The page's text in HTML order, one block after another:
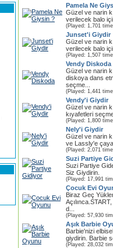
Pamela Ne
Güzel ve narin
verilecek balo
(Played: 1,701
Junset'i Giydir
Güzel ve narin
verilecek balo
(Played: 1,507
Vendy Diskoda
Güzel ve narin
diskoya dans
seçme...
(Played: 1,441
Vendy'i Giydir
Güzel ve narin
kıyafetleri
(Played: 1,800
Nely'i Giydir
Güzel ve narin
ve Lassly'e
(Played: 2,071
Suzi Partiye
Suzi Partiye
Siz Giydirin.
(Played: 17,991
Çocuk Evi
Biraz Geç
d...
(Played: 57,930
Aşık Barbie
Barbie'nizi
giydirin. Barbie
(Played: 28,032